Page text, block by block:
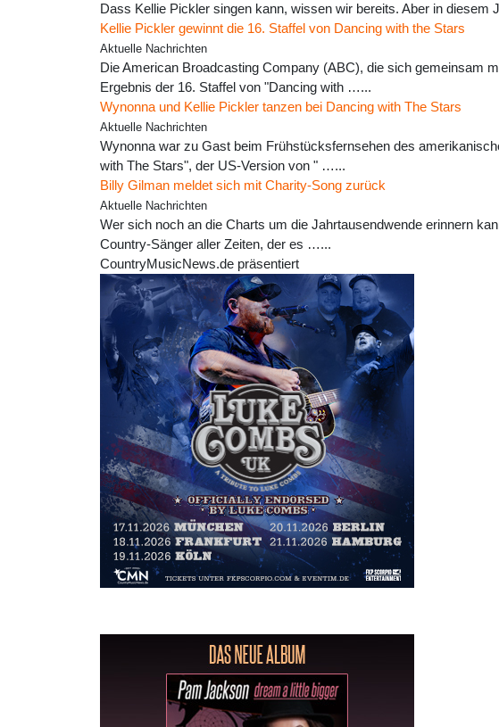
Dass Kellie Pickler singen kann, wissen wir bereits. Aber in diesem
Kellie Pickler gewinnt die 16. Staffel von Dancing with the Stars
Aktuelle Nachrichten
Die American Broadcasting Company (ABC), die sich gemeinsam
Ergebnis der 16. Staffel von "Dancing with …...
Wynonna und Kellie Pickler tanzen bei Dancing with The Stars
Aktuelle Nachrichten
Wynonna war zu Gast beim Frühstücksfernsehen des
with The Stars", der US-Version von " …...
Billy Gilman meldet sich mit Charity-Song zurück
Aktuelle Nachrichten
Wer sich noch an die Charts um die Jahrtausendwende erinnern
Country-Sänger aller Zeiten, der es …...
CountryMusicNews.de präsentiert